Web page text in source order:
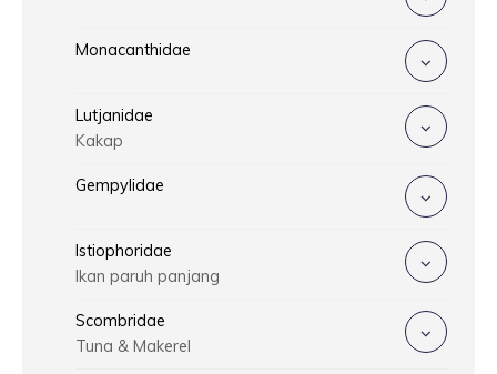
Monacanthidae
Lutjanidae
Kakap
Gempylidae
Istiophoridae
Ikan paruh panjang
Scombridae
Tuna & Makerel